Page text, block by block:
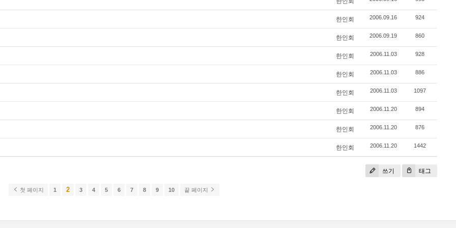
한인회 2006.09.16 924
한인회 2006.09.19 860
한인회 2006.11.03 928
한인회 2006.11.03 886
한인회 2006.11.03 1097
한인회 2006.11.20 894
한인회 2006.11.20 876
한인회 2006.11.20 1442
쓰기 태그
첫 페이지 1 2 3 4 5 6 7 8 9 10 끝 페이지